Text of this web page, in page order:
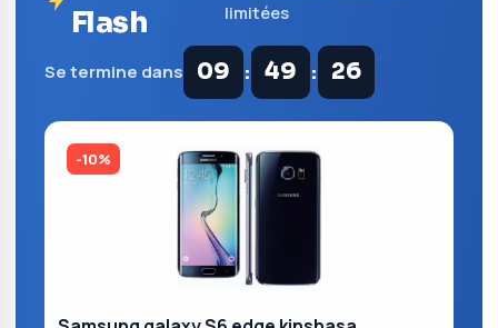
Flash
limitées
Se termine dans 09 : 49 : 25
-10%